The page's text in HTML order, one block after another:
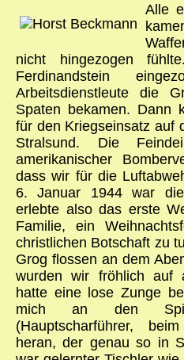
Alle
nicht hingezogen
Ferdinandstein
Arbeitsdienstleute die
Spaten bekamen. Dann
für den Kriegseinsatz auf
Stralsund. Die
amerikanischer
dass wir für die
6. Januar 1944 war
erlebte also das erste
Familie, ein
christlichen Botschaft zu
Grog flossen an dem
wurden wir fröhlich auf
hatte eine lose Zunge
mich an den
(Hauptscharführer,
heran, der genau so in